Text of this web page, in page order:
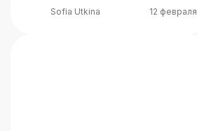
владельцы кошек, которые
Sofia Utkina 12 февраля